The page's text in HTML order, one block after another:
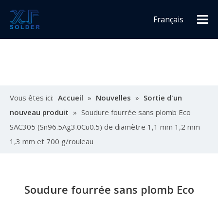
Français
Vous êtes ici: Accueil » Nouvelles » Sortie d'un
nouveau produit » Soudure fourrée sans plomb Eco
SAC305 (Sn96.5Ag3.0Cu0.5) de diamètre 1,1 mm 1,2 mm
1,3 mm et 700 g/rouleau
Soudure fourrée sans plomb Eco